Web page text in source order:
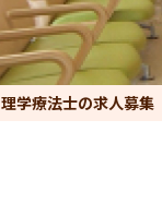
理学療法士の求人募集